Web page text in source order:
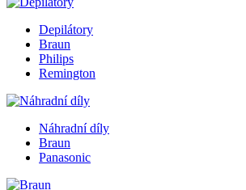
Depilátory
Braun
Philips
Remington
Náhradní díly
Braun
Panasonic